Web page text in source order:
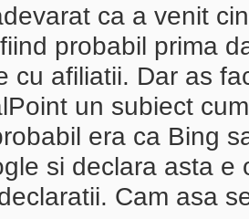
ca a venit
probabil prima
cu afiliatii. Dar as
un subiect
era ca Bing
si declara asta e
Cam asa